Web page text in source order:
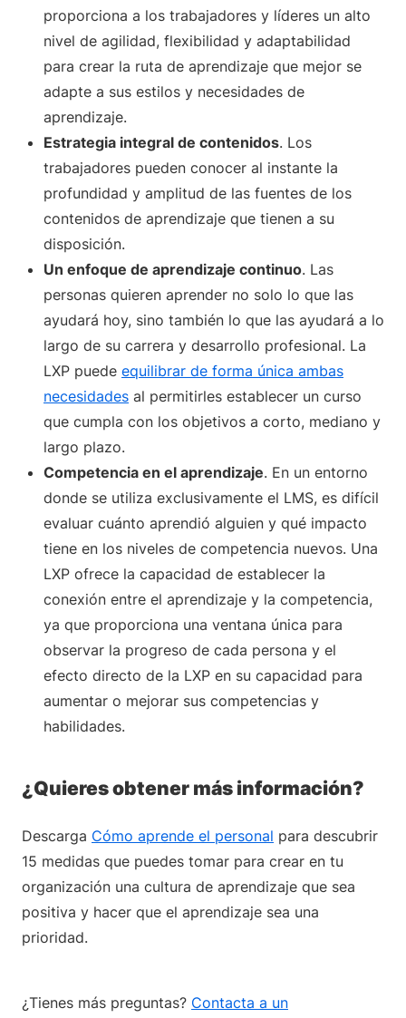
proporciona a los trabajadores y líderes un alto
nivel de agilidad, flexibilidad y adaptabilidad
para crear la ruta de aprendizaje que mejor se
adapte a sus estilos y necesidades de
aprendizaje.
Estrategia integral de contenidos. Los
trabajadores pueden conocer al instante la
profundidad y amplitud de las fuentes de los
contenidos de aprendizaje que tienen a su
disposición.
Un enfoque de aprendizaje continuo. Las
personas quieren aprender no solo lo que las
ayudará hoy, sino también lo que las ayudará a lo
largo de su carrera y desarrollo profesional. La
LXP puede equilibrar de forma única ambas
necesidades al permitirles establecer un curso
que cumpla con los objetivos a corto, mediano y
largo plazo.
Competencia en el aprendizaje. En un entorno
donde se utiliza exclusivamente el LMS, es difícil
evaluar cuánto aprendió alguien y qué impacto
tiene en los niveles de competencia nuevos. Una
LXP ofrece la capacidad de establecer la
conexión entre el aprendizaje y la competencia,
ya que proporciona una ventana única para
observar la progreso de cada persona y el
efecto directo de la LXP en su capacidad para
aumentar o mejorar sus competencias y
habilidades.
¿Quieres obtener más información?
Descarga Cómo aprende el personal para descubrir
15 medidas que puedes tomar para crear en tu
organización una cultura de aprendizaje que sea
positiva y hacer que el aprendizaje sea una
prioridad.
¿Tienes más preguntas? Contacta a un